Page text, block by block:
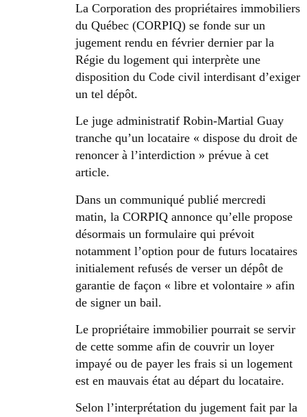
La Corporation des propriétaires immobiliers
du Québec (CORPIQ) se fonde sur un
jugement rendu en février dernier par la
Régie du logement qui interprète une
disposition du Code civil interdisant d’exiger
un tel dépôt.
Le juge administratif Robin-Martial Guay
tranche qu’un locataire « dispose du droit de
renoncer à l’interdiction » prévue à cet
article.
Dans un communiqué publié mercredi
matin, la CORPIQ annonce qu’elle propose
désormais un formulaire qui prévoit
notamment l’option pour de futurs locataires
initialement refusés de verser un dépôt de
garantie de façon « libre et volontaire » afin
de signer un bail.
Le propriétaire immobilier pourrait se servir
de cette somme afin de couvrir un loyer
impayé ou de payer les frais si un logement
est en mauvais état au départ du locataire.
Selon l’interprétation du jugement fait par la